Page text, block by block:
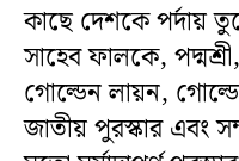
কাছে দেশকে পর্দায়
সাহেব ফালকে,
গোল্ডেন লায়ন,
জাতীয় পুরস্কার এবং